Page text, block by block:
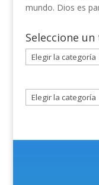
mundo. Dios es
Seleccione un
Seleccione
un